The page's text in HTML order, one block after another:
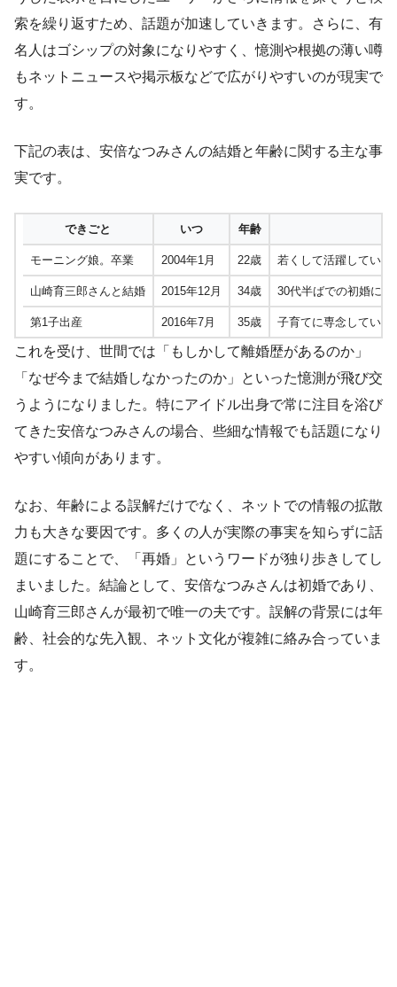
索を繰り返すため、話題が加速していきます。さらに、有
名人はゴシップの対象になりやすく、憶測や根拠の薄い噂
もネットニュースや掲示板などで広がりやすいのが現実で
す。
下記の表は、安倍なつみさんの結婚と年齢に関する主な事
実です。
できごと いつ 年齢
モーニング娘。卒業 2004年1月 22歳 若くして活躍してい
山崎育三郎さんと結婚 2015年12月 34歳 30代半ばでの初婚に
第1子出産 2016年7月 35歳 子育てに専念してい
これを受け、世間では「もしかして離婚歴があるのか」
「なぜ今まで結婚しなかったのか」といった憶測が飛び交
うようになりました。特にアイドル出身で常に注目を浴び
てきた安倍なつみさんの場合、些細な情報でも話題になり
やすい傾向があります。
なお、年齢による誤解だけでなく、ネットでの情報の拡散
力も大きな要因です。多くの人が実際の事実を知らずに話
題にすることで、「再婚」というワードが独り歩きしてし
まいました。結論として、安倍なつみさんは初婚であり、
山崎育三郎さんが最初で唯一の夫です。誤解の背景には年
齢、社会的な先入観、ネット文化が複雑に絡み合っていま
す。